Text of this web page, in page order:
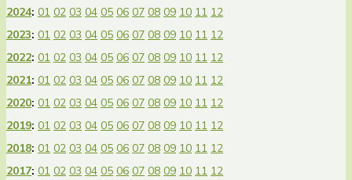
2024: 01 02 03 04 05 06 07 08 09 10 11 12
2023: 01 02 03 04 05 06 07 08 09 10 11 12
2022: 01 02 03 04 05 06 07 08 09 10 11 12
2021: 01 02 03 04 05 06 07 08 09 10 11 12
2020: 01 02 03 04 05 06 07 08 09 10 11 12
2019: 01 02 03 04 05 06 07 08 09 10 11 12
2018: 01 02 03 04 05 06 07 08 09 10 11 12
2017: 01 02 03 04 05 06 07 08 09 10 11 12